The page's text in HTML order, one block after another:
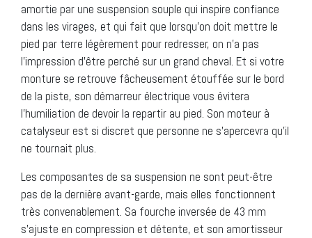
amortie par une suspension souple qui inspire confiance
dans les virages, et qui fait que lorsqu’on doit mettre le
pied par terre légèrement pour redresser, on n’a pas
l’impression d’être perché sur un grand cheval. Et si votre
monture se retrouve fâcheusement étouffée sur le bord
de la piste, son démarreur électrique vous évitera
l’humiliation de devoir la repartir au pied. Son moteur à
catalyseur est si discret que personne ne s’apercevra qu’il
ne tournait plus.
Les composantes de sa suspension ne sont peut-être
pas de la dernière avant-garde, mais elles fonctionnent
très convenablement. Sa fourche inversée de 43 mm
s’ajuste en compression et détente, et son amortisseur